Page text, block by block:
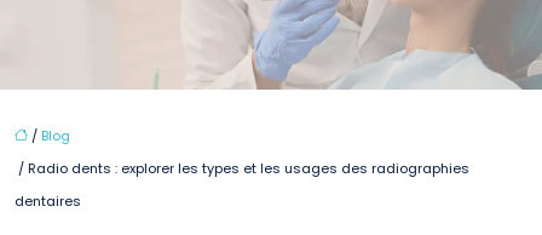
/ Blog
/ Radio dents : explorer les types et les usages des radiographies
dentaires